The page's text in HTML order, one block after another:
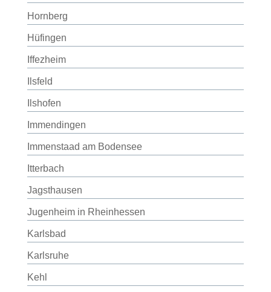
Hornberg
Hüfingen
Iffezheim
Ilsfeld
Ilshofen
Immendingen
Immenstaad am Bodensee
Itterbach
Jagsthausen
Jugenheim in Rheinhessen
Karlsbad
Karlsruhe
Kehl